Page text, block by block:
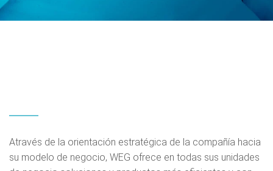
Através de la orientación estratégica de la compañía hacia
su modelo de negocio, WEG ofrece en todas sus unidades